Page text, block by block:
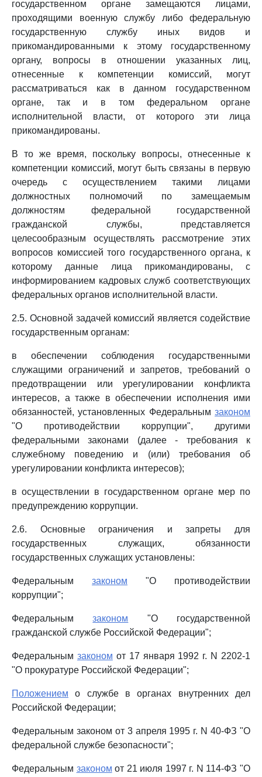
государственном органе замещаются лицами,
проходящими военную службу либо федеральную
государственную службу иных видов и
прикомандированными к этому государственному
органу, вопросы в отношении указанных лиц,
отнесенные к компетенции комиссий, могут
рассматриваться как в данном государственном
органе, так и в том федеральном органе
исполнительной власти, от которого эти лица
прикомандированы.
В то же время, поскольку вопросы, отнесенные к
компетенции комиссий, могут быть связаны в первую
очередь с осуществлением такими лицами
должностных полномочий по замещаемым
должностям федеральной государственной
гражданской службы, представляется
целесообразным осуществлять рассмотрение этих
вопросов комиссией того государственного органа, к
которому данные лица прикомандированы, с
информированием кадровых служб соответствующих
федеральных органов исполнительной власти.
2.5. Основной задачей комиссий является содействие
государственным органам:
в обеспечении соблюдения государственными
служащими ограничений и запретов, требований о
предотвращении или урегулировании конфликта
интересов, а также в обеспечении исполнения ими
обязанностей, установленных Федеральным законом
"О противодействии коррупции", другими
федеральными законами (далее - требования к
служебному поведению и (или) требования об
урегулировании конфликта интересов);
в осуществлении в государственном органе мер по
предупреждению коррупции.
2.6. Основные ограничения и запреты для
государственных служащих, обязанности
государственных служащих установлены:
Федеральным законом "О противодействии
коррупции";
Федеральнымзаконом "О государственной
гражданской службе Российской Федерации";
Федеральным законом от 17 января 1992 г. N 2202-1
"О прокуратуре Российской Федерации";
Положением о службе в органах внутренних дел
Российской Федерации;
Федеральным законом от 3 апреля 1995 г. N 40-ФЗ "О
федеральной службе безопасности";
Федеральным законом от 21 июля 1997 г. N 114-ФЗ "О